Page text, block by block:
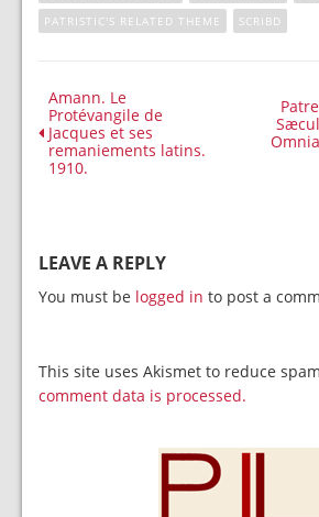
PATRISTIC'S RELATED THEME
SCRIBD
Amann. Le
Protévangile de
Jacques et ses
remaniements latins.
1910.
LEAVE A REPLY
You must be logged in to post a
This site uses Akismet to reduce
comment data is processed.